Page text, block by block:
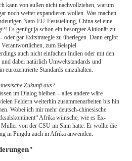
kann von außen nicht nachvollziehen, warum
noch weiter expandieren wollen. Was machen
Nato-EU-Feststellung, China sei eine
Es genügt ja schon ein besorgter Aktionär zu
gar Exitstrategie zu überlegen. Dann ergibt
zum Beispiel
auch nicht einfachen Indien oder mit den
dabei natürlich Umweltstandards und
eurozentrierte Standards einzuhalten.
Zukunft aus?
im Dialog bleiben – alles andere wäre
Feldern weiterhin zusammenarbeiten bis hin
Wobei ich mir mehr deutsch-chinesische
Afrika wünsche, wie es Ex-
von der CSU im Sinn hatte. Er wollte die
in Pingdu auch in Afrika anwenden.